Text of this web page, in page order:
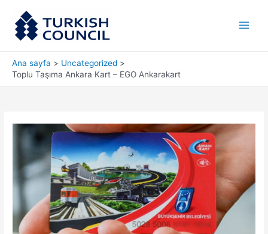
Ana sayfa
Uncategorized
Toplu Taşıma Ankara Kart – EGO Ankarakart